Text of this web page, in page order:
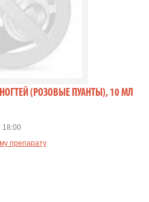
(РОЗОВЫЕ ПУАНТЫ), 10 МЛ
18:00
препарату